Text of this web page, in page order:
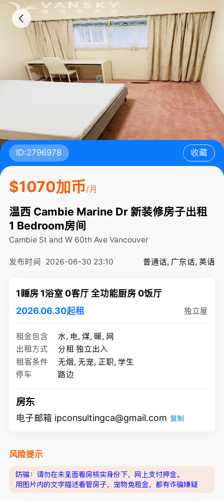
ID:2796978 收藏
$1070加币/月
温西 Cambie Marine Dr 新装修房子出租
1 Bedroom房间
Cambie St and W 60th Ave Vancouver
发布时间 2026-06-30 23:10 普通话, 广东话, 英语
1睡房 1浴室 0客厅 全功能厨房 0饭厅
2026.06.30起租
独立屋
租金包含
水, 电, 煤, 暖, 网
出租方式
分租 独立出入
租客条件
无烟, 无宠, 正职, 学生
停车
路边
房东
电子邮箱 ipconsultingca@gmail.com 复制
风险提示
防骗：请勿在未见面看房核实身份下，网上支付押金。
用图片内的文字描述看管房子，宠物免租金，都有诈骗嫌疑